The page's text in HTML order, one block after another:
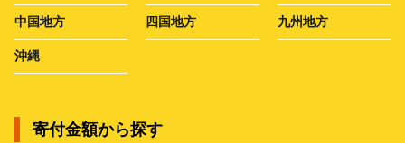
中国地方 四国地方 九州地方
沖縄
寄付金額から探す